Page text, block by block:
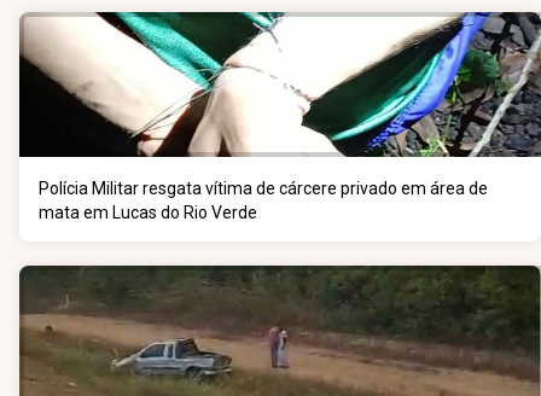
Polícia Militar resgata vítima de cárcere privado em área de
mata em Lucas do Rio Verde